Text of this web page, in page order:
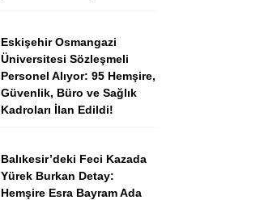
Eskişehir Osmangazi
Üniversitesi Sözleşmeli
Personel Alıyor: 95 Hemşire,
Güvenlik, Büro ve Sağlık
Kadroları İlan Edildi!
Balıkesir’deki Feci Kazada
Yürek Burkan Detay:
Hemşire Esra Bayram Ada